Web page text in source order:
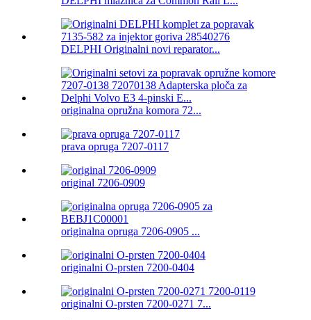
DELPHI Originalni novi reparator...
originalna opružna komora 72...
prava opruga 7207-0117
original 7206-0909
originalna opruga 7206-0905 ...
originalni O-prsten 7200-0404
originalni O-prsten 7200-0271 7...